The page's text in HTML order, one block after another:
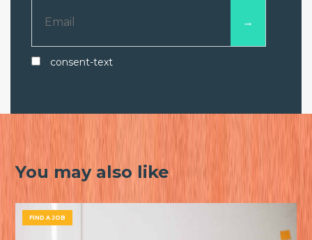
consent-text
You may also like
FIND A JOB